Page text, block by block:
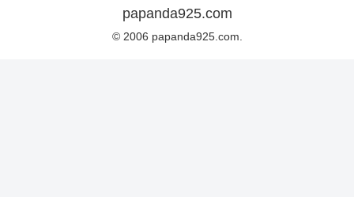
papanda925.com
© 2006 papanda925.com.